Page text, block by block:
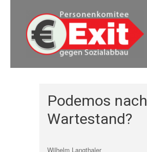
Euro Exit
Podemos
Wartestand?
Autor
Wilhelm Langthaler